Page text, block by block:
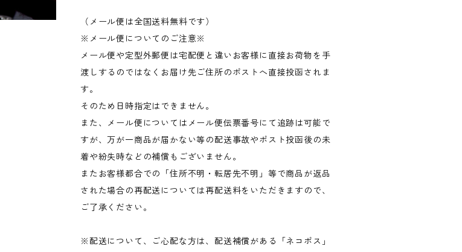
（メール便は全国送料無料です）
※メール便についてのご注意※
メール便や定型外郵便は宅配便と違いお客様に直接お荷物を手
渡しするのではなくお届け先ご住所のポストへ直接投函されま
す。
そのため日時指定はできません。
また、メール便についてはメール便伝票番号にて追跡は可能で
すが、万が一商品が届かない等の配送事故やポスト投函後の未
着や紛失時などの補償もございません。
またお客様都合での「住所不明・転居先不明」等で商品が返品
された場合の再配送については再配送料をいただきますので、
ご了承ください。
※配送について、ご心配な方は、配送補償がある「ネコポス」